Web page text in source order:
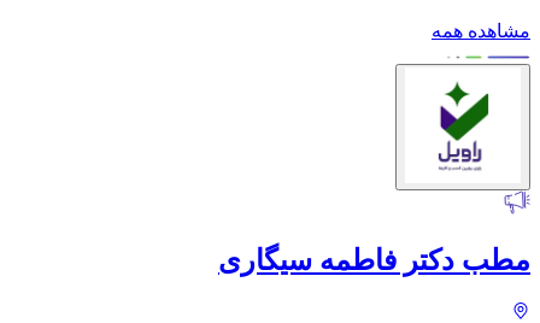
مشاهده همه
مطب دکتر فاطمه سیگاری